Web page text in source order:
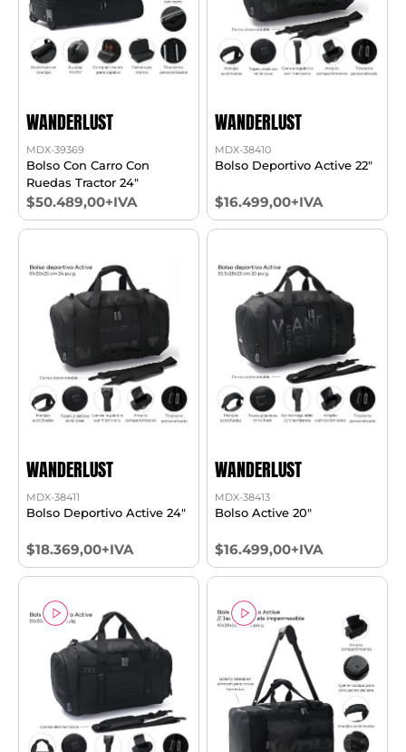
WANDERLUST
MDX-39369
Bolso Con Carro Con
Ruedas Tractor 24"
$50.489,00+IVA
WANDERLUST
MDX-38410
Bolso Deportivo Active 22"
$16.499,00+IVA
WANDERLUST
MDX-38411
Bolso Deportivo Active 24"
$18.369,00+IVA
WANDERLUST
MDX-38413
Bolso Active 20"
$16.499,00+IVA